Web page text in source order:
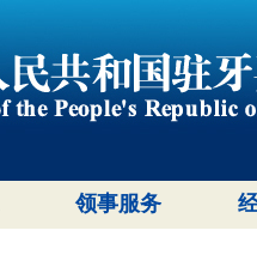
领事服务